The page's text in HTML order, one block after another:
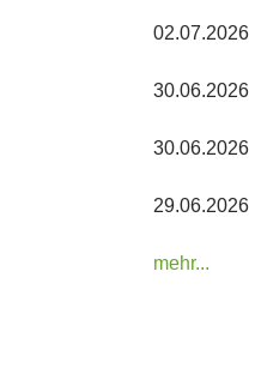
02.07.2026
30.06.2026
30.06.2026
29.06.2026
mehr...